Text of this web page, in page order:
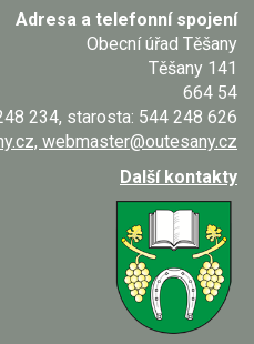
Adresa a telefonní spojení
Obecní úřad Těšany
Těšany 141
664 54
234, starosta: 544 248 626
webmaster@outesany.cz
Další kontakty